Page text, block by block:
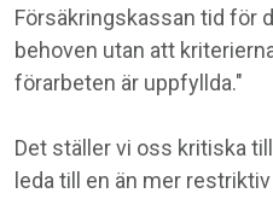
Försäkringskassan tid för
behoven utan att
förarbeten är uppfyllda."
Det ställer vi oss kritiska
leda till en än mer